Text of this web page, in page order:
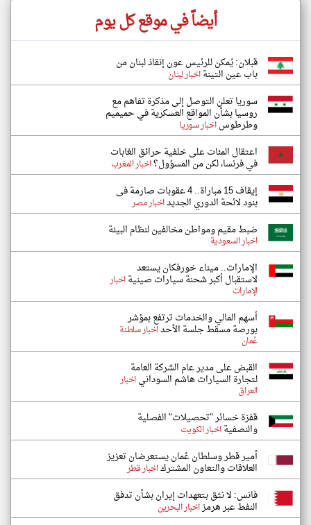
أيضاً في موقع كل يوم
قبلان: يُمكن للرئيس عون إنقاذ لبنان من
باب عين التينةاخبار لبنان
سوريا تعلن التوصل إلى مذكرة تفاهم مع
روسيا بشأن المواقع العسكرية في حميميم
وطرطوساخبار سوريا
اعتقال المئات على خلفية حرائق الغابات
في فرنسا، لكن من المسؤول؟اخبار المغرب
إيقاف 15 مباراة.. 4 عقوبات صارمة فى
بنود لائحة الدوري الجديداخبار مصر
ضبط مقيم ومواطن مخالفين لنظام البيئة
اخبار السعودية
الإمارات.. ميناء خورفكان يستعد
لاستقبال أكبر شحنة سيارات صينيةاخبار
الإمارات
أسهم المالي والخدمات ترتفع بمؤشر
بورصة مسقط جلسة الأحداخبار سلطنة
عُمان
القبض على مدير عام الشركة العامة
لتجارة السيارات هاشم السودانياخبار
العراق
قفزة خسائر "تحصيلات" الفصلية
والنصفيةاخبار الكويت
أمير قطر وسلطان عُمان يستعرضان تعزيز
العلاقات والتعاون المشتركاخبار قطر
فانس: لا نثق بتعهدات إيران بشأن تدفق
النفط عبر هرمزاخبار البحرين